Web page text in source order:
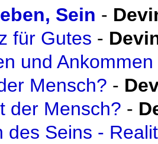
Sein -
für Gutes -
und Ankommen
Mensch? -
der Mensch? -
des Seins -